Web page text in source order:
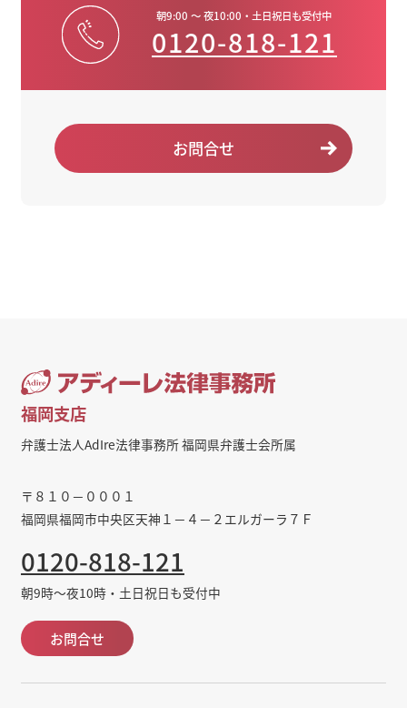
朝9:00 ～ 夜10:00・土日祝日も受付中
0120-818-121
お問合せ
福岡支店
弁護士法人AdIre法律事務所 福岡県弁護士会所属
〒８１０－０００１
福岡県福岡市中央区天神１－４－２エルガーラ７Ｆ
0120-818-121
朝9時～夜10時・土日祝日も受付中
お問合せ